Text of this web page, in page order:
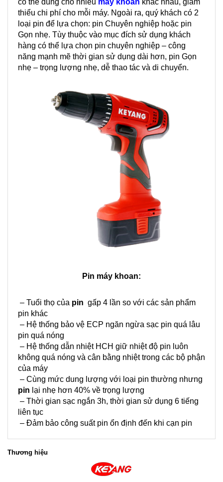
có thể dùng cho nhiều máy khoan khác nhau, giảm
thiểu chi phí cho mỗi máy. Ngoài ra, quý khách có 2
loại pin để lựa chọn: pin Chuyên nghiệp hoặc pin
Gọn nhẹ. Tùy thuộc vào mục đích sử dụng khách
hàng có thể lựa chọn pin chuyên nghiệp – công
năng mạnh mẽ thời gian sử dụng dài hơn, pin Gọn
nhẹ – trọng lượng nhẹ, dễ thao tác và di chuyển.
Pin máy khoan:
– Tuổi thọ của pin gấp 4 lần so với các sản phẩm
pin khác
– Hệ thống bảo vệ ECP ngăn ngừa sạc pin quá lâu
pin quá nóng
– Hệ thống dẫn nhiệt HCH giữ nhiệt độ pin luôn
không quá nóng và cân bằng nhiệt trong các bộ phận
của máy
– Cùng mức dung lượng với loại pin thường nhưng
pin lại nhẹ hơn 40% về trọng lượng
– Thời gian sạc ngắn 3h, thời gian sử dụng 6 tiếng
liên tục
– Đảm bảo công suất pin ổn định đến khi cạn pin
Thương hiệu